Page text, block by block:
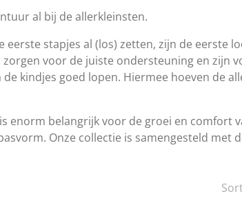
al bij de allerkleinsten.
stapjes al (los) zetten, zijn de eerste
voor de juiste ondersteuning en zijn
kindjes goed lopen. Hiermee hoeven de
enorm belangrijk voor de groei en comfort
Onze collectie is samengesteld met